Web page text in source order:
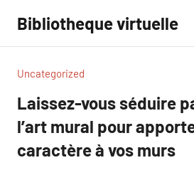
contenu
Bibliotheque virtuelle
Uncategorized
Laissez-vous séduire
l’art mural pour
caractère à vos murs